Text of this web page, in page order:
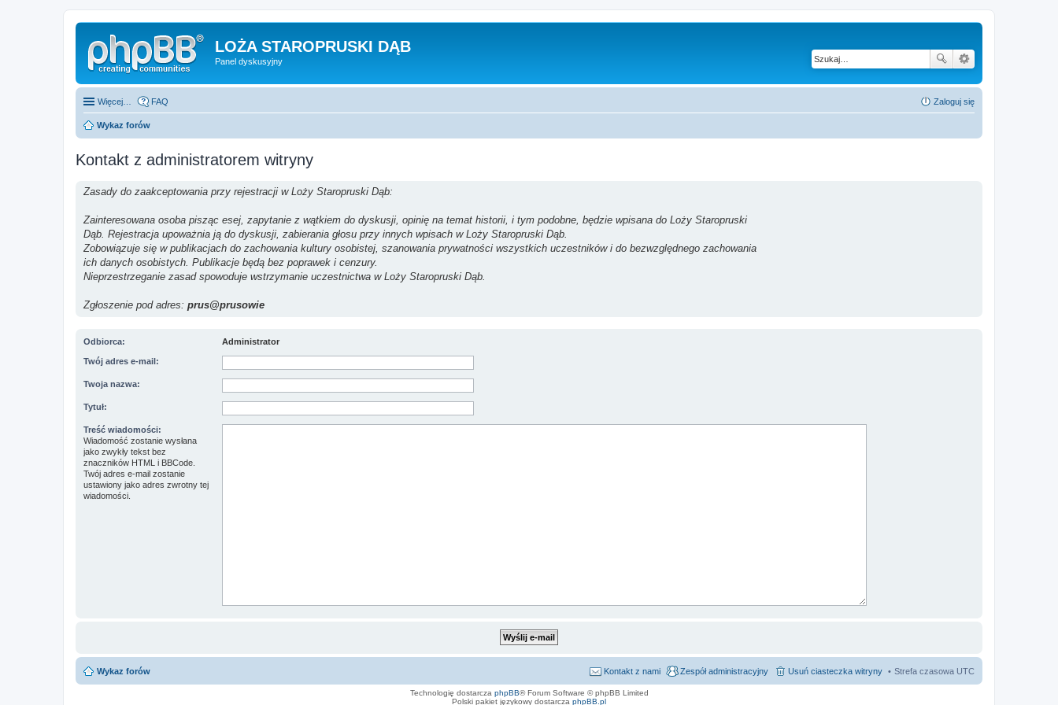
LOŻA STAROPRUSKI DĄB
Panel dyskusyjny
Więcej… FAQ Zaloguj się
Wykaz forów
Kontakt z administratorem witryny
Zasady do zaakceptowania przy rejestracji w Loży Staropruski Dąb:
Zainteresowana osoba pisząc esej, zapytanie z wątkiem do dyskusji, opinię na temat historii, i tym podobne, będzie wpisana do Loży Staropruski
Dąb. Rejestracja upoważnia ją do dyskusji, zabierania głosu przy innych wpisach w Loży Staropruski Dąb.
Zobowiązuje się w publikacjach do zachowania kultury osobistej, szanowania prywatności wszystkich uczestników i do bezwzględnego zachowania
ich danych osobistych. Publikacje będą bez poprawek i cenzury.
Nieprzestrzeganie zasad spowoduje wstrzymanie uczestnictwa w Loży Staropruski Dąb.
Zgłoszenie pod adres: prus@prusowie
Odbiorca: Administrator
Twój adres e-mail:
Twoja nazwa:
Tytuł:
Treść wiadomości:
Wiadomość zostanie wysłana
jako zwykły tekst bez
znaczników HTML i BBCode.
Twój adres e-mail zostanie
ustawiony jako adres zwrotny tej
wiadomości.
Wykaz forów Strefa czasowa UTC
Usuń ciasteczka witryny
Zespół administracyjny
Kontakt z nami
Technologię dostarcza phpBB® Forum Software © phpBB Limited
Polski pakiet językowy dostarcza phpBB.pl